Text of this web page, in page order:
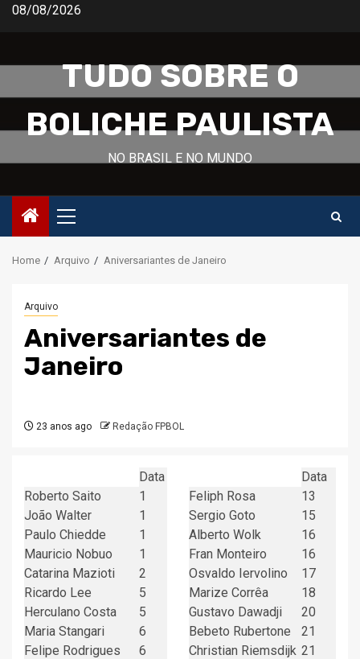
Skip08/08/2026
TUDO SOBRE O
BOLICHE PAULISTA
NO BRASIL E NO MUNDO
Primary
Menu
Home Arquivo Aniversariantes de Janeiro
Arquivo
Aniversariantes de
Janeiro
23 anos ago Redação FPBOL
Data
Data
Roberto Saito
1 Feliph Rosa
13
João Walter
1 Sergio Goto
15
Paulo Chiedde
1 Alberto Wolk
16
Mauricio Nobuo
1 Fran Monteiro
16
Catarina Mazioti
2 Osvaldo Iervolino
17
Ricardo Lee
5 Marize Corrêa
18
Herculano Costa
5 Gustavo Dawadji
20
Maria Stangari
6 Bebeto Rubertone
21
Felipe Rodrigues
6 Christian Riemsdijk 21